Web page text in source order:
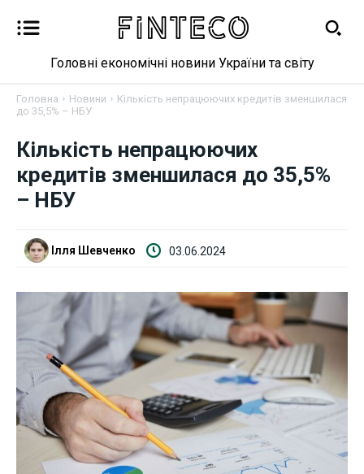
Новини
Бізнес
Фінанси
Криптовалюта
Робота і освіта
Публікації
ФОП
Головні економічні новини України та світу
Головна Новини
Кількість непрацюючих кредитів зменшилася
до 35,5% – НБУ
Кількість непрацюючих
кредитів зменшилася до 35,5%
– НБУ
Ілля Шевченко 03.06.2024